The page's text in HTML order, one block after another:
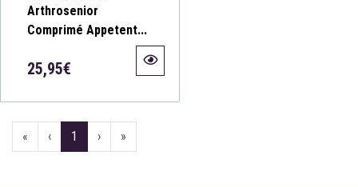
Arthrosenior
Comprimé Appetent...
25,95€
« ‹ 1 › »